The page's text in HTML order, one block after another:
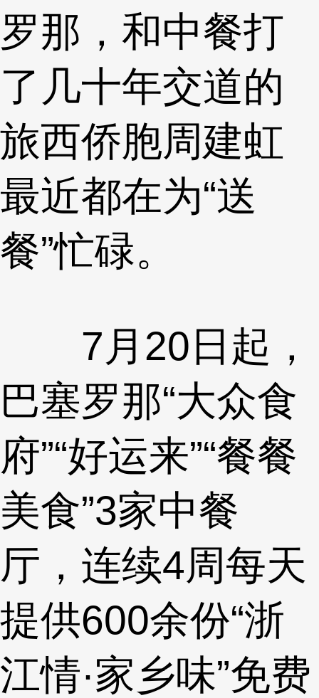
罗那，和中餐打
了几十年交道的
旅西侨胞周建虹
最近都在为“送
餐”忙碌。
7月20日起，
巴塞罗那“大众食
府”“好运来”“餐餐
美食”3家中餐
厅，连续4周每天
提供600余份“浙
江情·家乡味”免费